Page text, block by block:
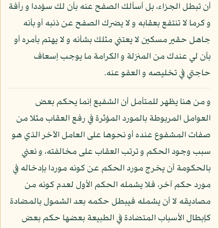
أن تبطل الجزاء، بل أسألك الصفح عنه بأن لك سؤددا و رأفة
و كرما لا تنتفع بعقابه و لا يضرك الصفح عن ذنبه أو بأنه
جاهل حقير مسكين لا يعتني مثلك بشأنه و لا يهتم بأمره أو
بأن لي عندك من المنزلة و الكرامة ما يوجب إسعاف
حاجتي في تخليصه و العفو عنه.
و من هنا يظهر للمتأمل أن الشفيع إنما يحكم بعض
العوامل المربوطة بالمورد المؤثرة في رفع العقاب مثلا من
صفات المشفوع عنده أو نحوها على العامل الآخر الذي هو
سبب وجود الحكم و ترتب العقاب على مخالفته، و نعني
بالحكومة أن يخرج مورد الحكم عن كونه موردا بإدخاله في
مورد حكم آخر، فلا يشمله الحكم الأول لعدم كونه من
مصاديقه لا أن يشمله فيبطل حكمه بعد الشمول بالمضادة
كإبطال الأسباب المتضادة في الطبيعة بعضها حكم بعض